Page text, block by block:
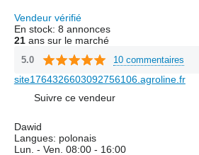
Vendeur vérifié
En stock: 8 annonces
21ans sur le marché
5.0 10 commentaires
site1764326603092756106.agroline.fr
Suivre ce vendeur
Dawid
Langues: polonais
Lun. - Ven. 08:00 - 16:00